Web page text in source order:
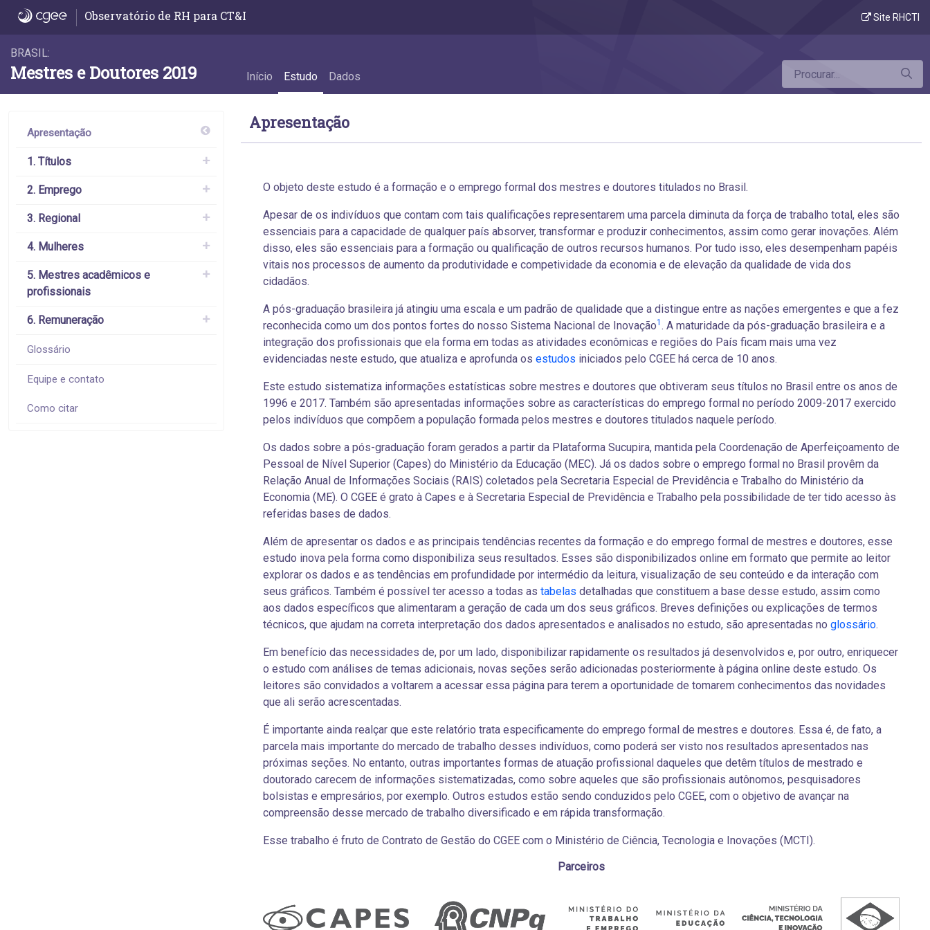
Estudo Observatório de RH para CT&I Site RHCTI
BRASIL:
Mestres e Doutores 2019 Início Estudo Dados
Apresentação
1. Títulos
2. Emprego
3. Regional
4. Mulheres
5. Mestres acadêmicos e
profissionais
6. Remuneração
Glossário
Equipe e contato
Como citar
Apresentação
O objeto deste estudo é a formação e o emprego formal dos mestres e doutores titulados no Brasil.
Apesar de os indivíduos que contam com tais qualificações representarem uma parcela diminuta da força de trabalho total, eles são
essenciais para a capacidade de qualquer país absorver, transformar e produzir conhecimentos, assim como gerar inovações. Além
disso, eles são essenciais para a formação ou qualificação de outros recursos humanos. Por tudo isso, eles desempenham papéis
vitais nos processos de aumento da produtividade e competividade da economia e de elevação da qualidade de vida dos
cidadãos.
A pós-graduação brasileira já atingiu uma escala e um padrão de qualidade que a distingue entre as nações emergentes e que a fez
reconhecida como um dos pontos fortes do nosso Sistema Nacional de Inovação1 . A maturidade da pós-graduação brasileira e a
integração dos profissionais que ela forma em todas as atividades econômicas e regiões do País ficam mais uma vez
evidenciadas neste estudo, que atualiza e aprofunda os estudos iniciados pelo CGEE há cerca de 10 anos.
Este estudo sistematiza informações estatísticas sobre mestres e doutores que obtiveram seus títulos no Brasil entre os anos de
1996 e 2017. Também são apresentadas informações sobre as características do emprego formal no período 2009-2017 exercido
pelos indivíduos que compõem a população formada pelos mestres e doutores titulados naquele período.
Os dados sobre a pós-graduação foram gerados a partir da Plataforma Sucupira, mantida pela Coordenação de Aperfeiçoamento de
Pessoal de Nível Superior (Capes) do Ministério da Educação (MEC). Já os dados sobre o emprego formal no Brasil provêm da
Relação Anual de Informações Sociais (RAIS) coletados pela Secretaria Especial de Previdência e Trabalho do Ministério da
Economia (ME). O CGEE é grato à Capes e à Secretaria Especial de Previdência e Trabalho pela possibilidade de ter tido acesso às
referidas bases de dados.
Além de apresentar os dados e as principais tendências recentes da formação e do emprego formal de mestres e doutores, esse
estudo inova pela forma como disponibiliza seus resultados. Esses são disponibilizados online em formato que permite ao leitor
explorar os dados e as tendências em profundidade por intermédio da leitura, visualização de seu conteúdo e da interação com
seus gráficos. Também é possível ter acesso a todas as tabelas detalhadas que constituem a base desse estudo, assim como
aos dados específicos que alimentaram a geração de cada um dos seus gráficos. Breves definições ou explicações de termos
técnicos, que ajudam na correta interpretação dos dados apresentados e analisados no estudo, são apresentadas no glossário.
Em benefício das necessidades de, por um lado, disponibilizar rapidamente os resultados já desenvolvidos e, por outro, enriquecer
o estudo com análises de temas adicionais, novas seções serão adicionadas posteriormente à página online deste estudo. Os
leitores são convidados a voltarem a acessar essa página para terem a oportunidade de tomarem conhecimentos das novidades
que ali serão acrescentadas.
É importante ainda realçar que este relatório trata especificamente do emprego formal de mestres e doutores. Essa é, de fato, a
parcela mais importante do mercado de trabalho desses indivíduos, como poderá ser visto nos resultados apresentados nas
próximas seções. No entanto, outras importantes formas de atuação profissional daqueles que detêm títulos de mestrado e
doutorado carecem de informações sistematizadas, como sobre aqueles que são profissionais autônomos, pesquisadores
bolsistas e empresários, por exemplo. Outros estudos estão sendo conduzidos pelo CGEE, com o objetivo de avançar na
compreensão desse mercado de trabalho diversificado e em rápida transformação.
Esse trabalho é fruto de Contrato de Gestão do CGEE com o Ministério de Ciência, Tecnologia e Inovações (MCTI).
Parceiros